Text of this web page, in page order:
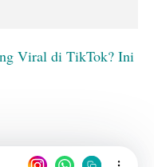
Viral di TikTok? Ini